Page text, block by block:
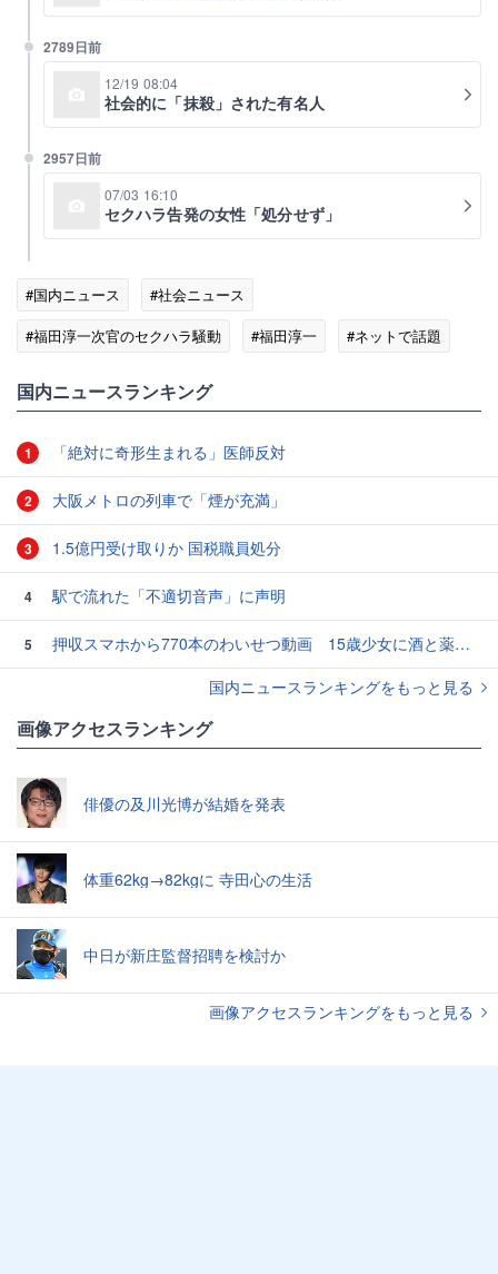
2789日前
12/19 08:04
社会的に「抹殺」された有名人
2957日前
07/03 16:10
セクハラ告発の女性「処分せず」
#国内ニュース
#社会ニュース
#福田淳一次官のセクハラ騒動
#福田淳一
#ネットで話題
国内ニュースランキング
1 「絶対に奇形生まれる」医師反対
2 大阪メトロの列車で「煙が充満」
3 1.5億円受け取りか 国税職員処分
4 駅で流れた「不適切音声」に声明
5
押収スマホから770本のわいせつ動画 15歳少女に酒と薬飲ませ性的暴行か 54歳男を再逮捕 「薬もありますよ」とSNSで誘い出し
国内ニュースランキングをもっと見る
画像アクセスランキング
俳優の及川光博が結婚を発表
体重62kg→82kgに 寺田心の生活
中日が新庄監督招聘を検討か
画像アクセスランキングをもっと見る